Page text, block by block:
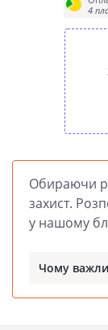
4
Обираючи
захист.
у нашому
Чому